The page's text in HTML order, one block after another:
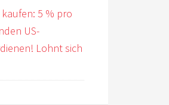
5 % pro
US-
Lohnt sich